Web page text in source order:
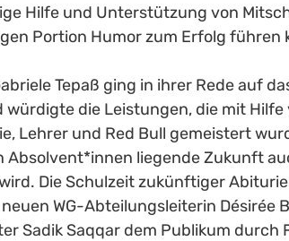
Hilfe und Unterstützung von
Portion Humor zum Erfolg führen
Tepaß ging in ihrer Rede auf
die Leistungen, die mit
Lehrer und Red Bull gemeistert
Absolvent*innen liegende Zukunft
Die Schulzeit zukünftiger
WG-Abteilungsleiterin Désirée
Sadik Saqqar dem Publikum durch